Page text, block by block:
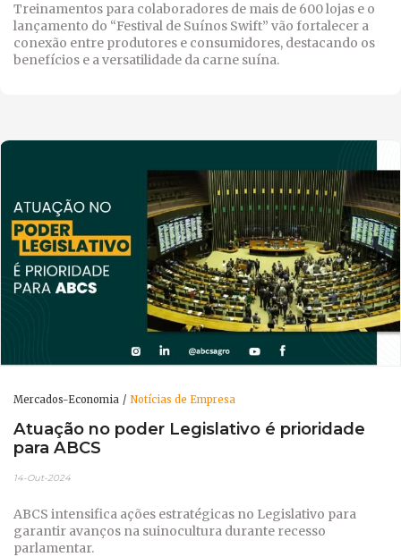
Treinamentos para colaboradores de mais de 600 lojas e o
lançamento do “Festival de Suínos Swift” vão fortalecer a
conexão entre produtores e consumidores, destacando os
benefícios e a versatilidade da carne suína.
Mercados-Economia Notícias de Empresa
Atuação no poder Legislativo é prioridade
para ABCS
14-Out-2024
ABCS intensifica ações estratégicas no Legislativo para
garantir avanços na suinocultura durante recesso
parlamentar.